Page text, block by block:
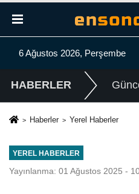
6 Ağustos 2026, Perşembe
HABERLER
Haberler Yerel Haberler
YEREL HABERLER
Yayınlanma: 01 Ağustos 2025 -